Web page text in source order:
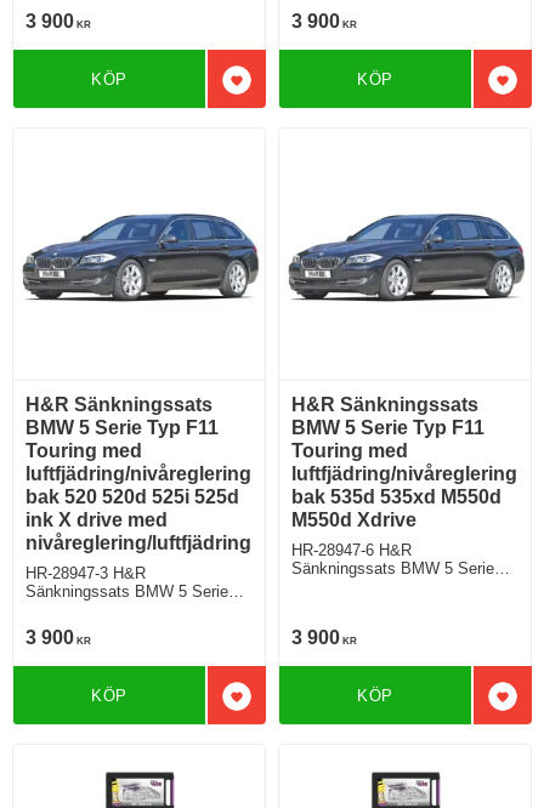
535dx/550i/ix/d, M550d x-Drive
550i 2wd Sänker ca: 35mm
3 900 KR
Lägg till i favoriter
KÖP
utom 518d,535dx/550i/ix/d,
Sänker ca: 35mm
3 900 KR
KÖP
H&R Sänkningssats
BMW 5 Serie Typ F11
Touring med
luftfjädring/nivåreglering
bak 520 520d 525i 525d
ink X drive med
nivåreglering/luftfjädring
HR-28947-3 H&R
Sänkningssats BMW 5 Serie
utom 518d,535d x/550i/ix/d,
M550d x-Drive Sänker Fram ca:
35mm Bak ca: 15mm
3 900 KR
Lägg till i favoriter
KÖP
H&R Sänkningssats
BMW 5 Serie Typ F11
Touring med
luftfjädring/nivåreglering
bak 535d 535xd M550d
M550d Xdrive
HR-28947-6 H&R
Sänkningssats BMW 5 Serie
15mm
3 900 KR
KÖP